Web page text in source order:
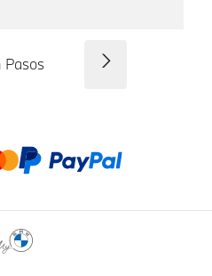
Pasos
Métodos de pago